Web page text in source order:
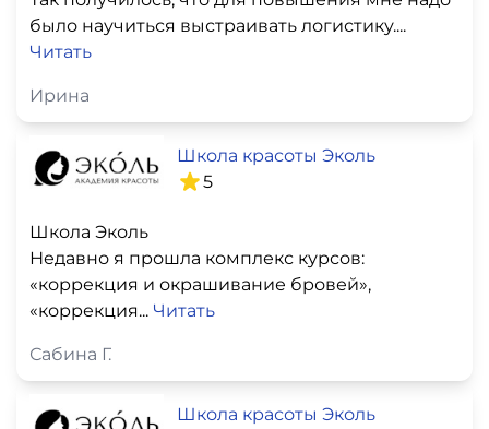
было научиться выстраивать логистику....
Читать
Ирина
Школа красоты Эколь
5
Школа Эколь
Недавно я прошла комплекс курсов:
«коррекция и окрашивание бровей»,
«коррекция... Читать
Сабина Г.
Школа красоты Эколь